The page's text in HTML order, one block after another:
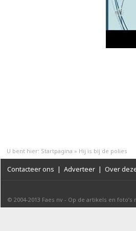
U bent hier: Startpagina » Hij is bij de polies
Contacteer ons | Adverteer | Over
© 2004-2013 Faes nv - Op de artikels en